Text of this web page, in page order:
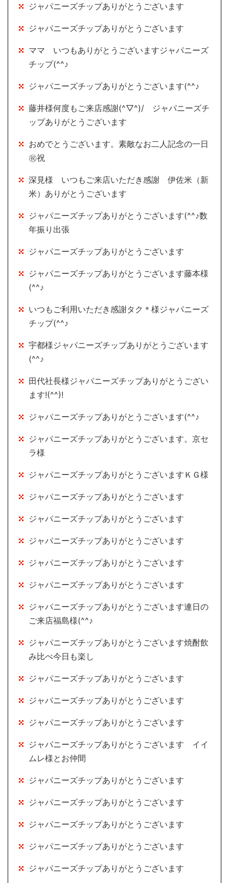
ジャパニーズチップありがとうございます
ジャパニーズチップありがとうございます
ママ いつもありがとうございますジャパニーズ
チップ(^^♪
ジャパニーズチップありがとうございます(^^♪
藤井様何度もご来店感謝(^▽^)/ ジャパニーズチ
ップありがとうございます
おめでとうございます。素敵なお二人記念の一日
㊗祝
深見様 いつもご来店いただき感謝 伊佐米（新
米）ありがとうございます
ジャパニーズチップありがとうございます(^^♪数
年振り出張
ジャパニーズチップありがとうございます
ジャパニーズチップありがとうございます藤本様
(^^♪
いつもご利用いただき感謝タク＊様ジャパニーズ
チップ(^^♪
宇都様ジャパニーズチップありがとうございます
(^^♪
田代社長様ジャパニーズチップありがとうござい
ます!(^^)!
ジャパニーズチップありがとうございます(^^♪
ジャパニーズチップありがとうございます。京セ
ラ様
ジャパニーズチップありがとうございますＫＧ様
ジャパニーズチップありがとうございます
ジャパニーズチップありがとうございます
ジャパニーズチップありがとうございます
ジャパニーズチップありがとうございます
ジャパニーズチップありがとうございます
ジャパニーズチップありがとうございます連日の
ご来店福島様(^^♪
ジャパニーズチップありがとうございます焼酎飲
み比べ今日も楽し
ジャパニーズチップありがとうございます
ジャパニーズチップありがとうございます
ジャパニーズチップありがとうございます
ジャパニーズチップありがとうございます イイ
ムレ様とお仲間
ジャパニーズチップありがとうございます
ジャパニーズチップありがとうございます
ジャパニーズチップありがとうございます
ジャパニーズチップありがとうございます
ジャパニーズチップありがとうございます